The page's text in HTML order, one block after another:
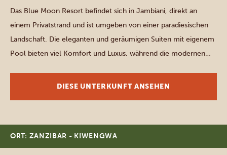
Das Blue Moon Resort befindet sich in Jambiani, direkt an
einem Privatstrand und ist umgeben von einer paradiesischen
Landschaft. Die eleganten und geräumigen Suiten mit eigenem
Pool bieten viel Komfort und Luxus, während die modernen
einen angenehmen Aufenthalt garantieren. Jedes Zimmer
DIESE UNTERKUNFT ANSEHEN
ORT: ZANZIBAR - KIWENGWA